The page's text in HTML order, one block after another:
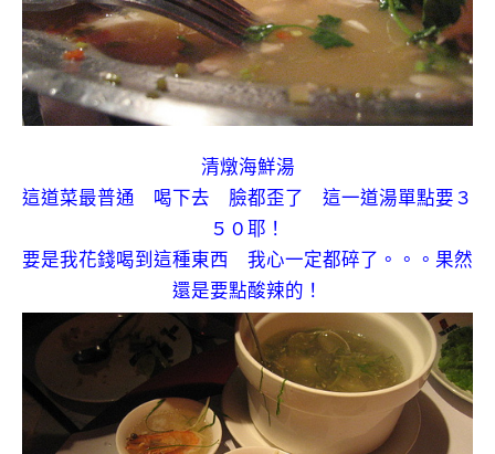
清燉海鮮湯
這道菜最普通 喝下去 臉都歪了 這一道湯單點要３
５０耶！
要是我花錢喝到這種東西 我心一定都碎了。。。果然
還是要點酸辣的！